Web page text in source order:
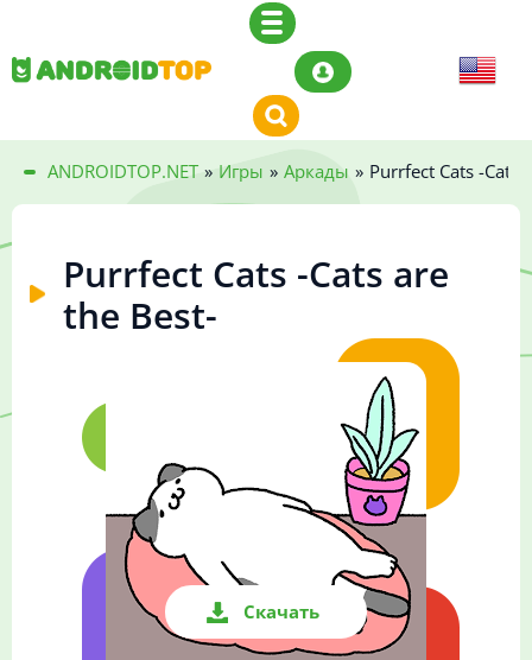
ANDROIDTOP.NET » Игры » Аркады » Purrfect Cats -Cats
Purrfect Cats -Cats are
the Best-
Скачать